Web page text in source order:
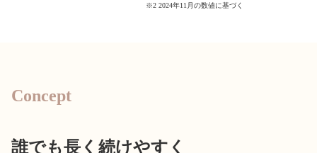
※2 2024年11月の数値に基づく
Concept
誰でも長く続けやすく